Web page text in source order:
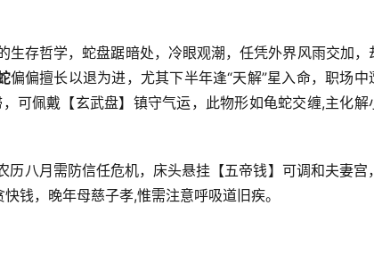
生存哲学，蛇盘踞暗处，冷眼观潮，任凭外界风雨交加，
偏偏擅长以退为进，尤其下半年逢“天解”星入命，职场中
可佩戴【玄武盘】镇守气运，此物形如龟蛇交缠,主化解
历八月需防信任危机，床头悬挂【五帝钱】可调和夫妻宫
钱，晚年母慈子孝,惟需注意呼吸道旧疾。